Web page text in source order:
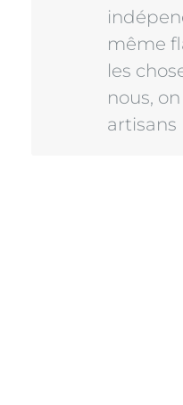
même
les
nous,
artisans